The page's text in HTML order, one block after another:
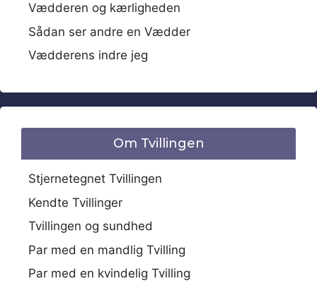
Vædderen og kærligheden
Sådan ser andre en Vædder
Vædderens indre jeg
Om Tvillingen
Stjernetegnet Tvillingen
Kendte Tvillinger
Tvillingen og sundhed
Par med en mandlig Tvilling
Par med en kvindelig Tvilling